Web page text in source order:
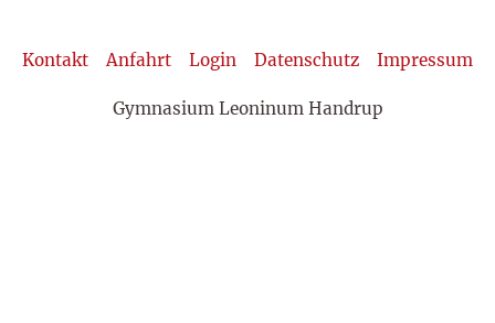
Kontakt Anfahrt Login Datenschutz Impressum
Gymnasium Leoninum Handrup